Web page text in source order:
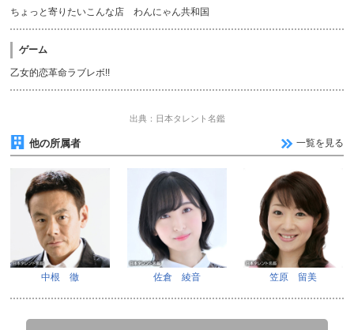
ちょっと寄りたいこんな店 わんにゃん共和国
ゲーム
乙女的恋革命ラブレボ!!
出典：日本タレント名鑑
他の所属者 一覧を見る
中根 徹 佐倉 綾音 笠原 留美